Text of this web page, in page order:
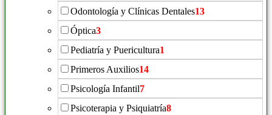
Odontología y Clínicas Dentales13
Óptica3
Pediatría y Puericultura1
Primeros Auxilios14
Psicología Infantil7
Psicoterapia y Psiquiatría8